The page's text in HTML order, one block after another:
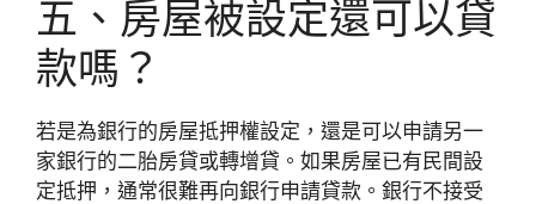
五、房屋被設定還可以貸
款嗎？
若是為銀行的房屋抵押權設定，還是可以申請另一
家銀行的二胎房貸或轉增貸。如果房屋已有民間設
定抵押，通常很難再向銀行申請貸款。銀行不接受